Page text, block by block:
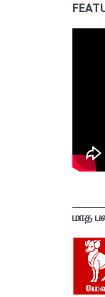
மாத